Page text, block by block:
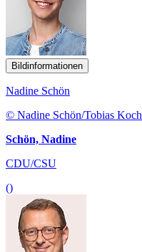
Bildinformationen
Nadine Schön
© Nadine Schön/Tobias Koch
Schön, Nadine
CDU/CSU
()